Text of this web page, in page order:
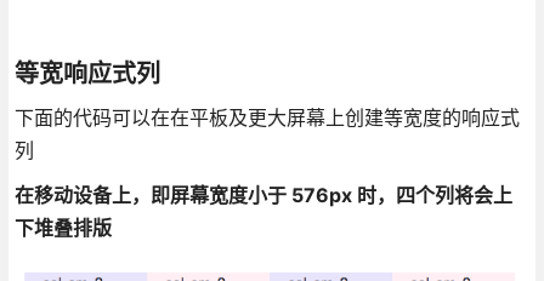
等宽响应式列
下面的代码可以在在平板及更大屏幕上创建等宽度的响应式
列
在移动设备上，即屏幕宽度小于 576px 时，四个列将会上
下堆叠排版